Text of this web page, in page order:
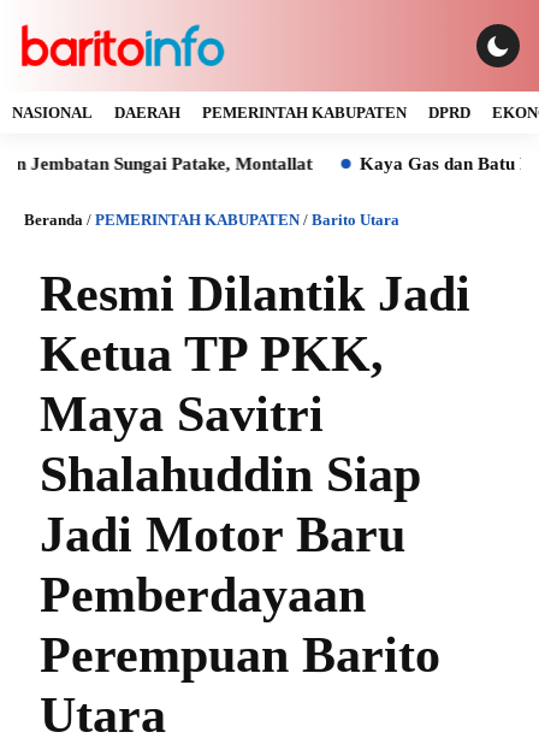
NASIONAL DAERAH PEMERINTAH KABUPATEN DPRD
Sungai Patake, Montallat Kaya Gas dan Batu Bara
Beranda / PEMERINTAH KABUPATEN/ Barito Utara
Resmi Dilantik Jadi
Ketua TP PKK,
Maya Savitri
Shalahuddin Siap
Jadi Motor Baru
Pemberdayaan
Perempuan Barito
Utara